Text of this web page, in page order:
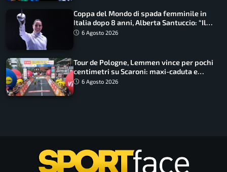
Coppa del Mondo di spada femminile in
Italia dopo 8 anni, Alberta Santuccio: “Il
lavoro dà sempre i suoi frutti”
6 Agosto 2026
Tour de Pologne, Lemmen vince per pochi
centimetri su Scaroni: maxi-caduta e
tappa accorciata
6 Agosto 2026